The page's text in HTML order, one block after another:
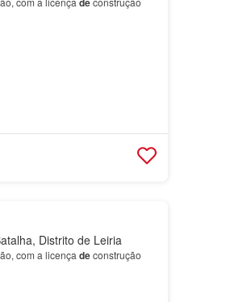
Distrito de Leiria
com a licença deconstrução